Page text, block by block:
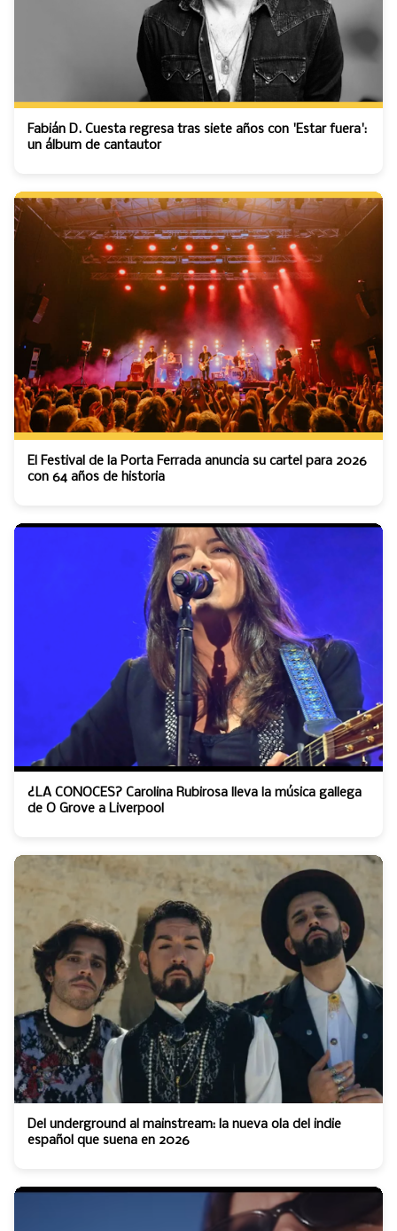
Fabián D. Cuesta regresa tras siete años con 'Estar fuera':
un álbum de cantautor
El Festival de la Porta Ferrada anuncia su cartel para 2026
con 64 años de historia
¿LA CONOCES? Carolina Rubirosa lleva la música gallega
de O Grove a Liverpool
Del underground al mainstream: la nueva ola del indie
español que suena en 2026